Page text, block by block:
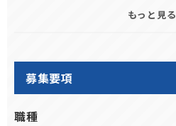
1年目から月給40万円以上も叶う！
物流大手「ロジスティードグループ」
＜積み降ろし方法＞
カゴ台車使用。
⇒もちろんパワーゲートも
もっと見る
募集要項
職種